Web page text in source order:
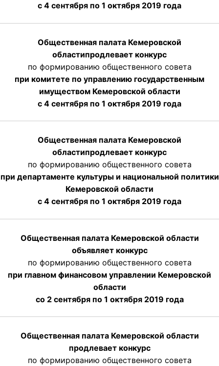
с 4 сентября по 1 октября 2019 года
Общественная палата Кемеровской
областипродлевает конкурс
по формированию общественного совета
при комитете по управлению государственным
имуществом Кемеровской области
с 4 сентября по 1 октября 2019 года
Общественная палата Кемеровской
областипродлевает конкурс
по формированию общественного совета
при департаменте культуры и национальной политики
Кемеровской области
с 4 сентября по 1 октября 2019 года
Общественная палата Кемеровской области
объявляет конкурс
по формированию общественного совета
при главном финансовом управлении Кемеровской
области
со 2 сентября по 1 октября 2019 года
Общественная палата Кемеровской области
продлевает конкурс
по формированию общественного совета